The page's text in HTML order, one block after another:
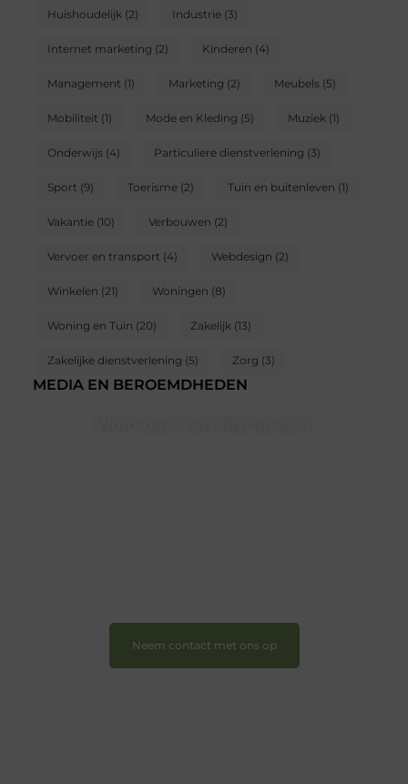
Huishoudelijk (2) Industrie(3)
Internet marketing (2) Kinderen (4)
Management (1) Marketing (2) Meubels(5)
Mobiliteit (1) Mode en Kleding (5) Muziek (1)
Onderwijs(4) Particuliere dienstverlening (3)
Sport (9) Toerisme(2) Tuin en buitenleven (1)
Vakantie(10) Verbouwen (2)
Vervoer en transport (4) Webdesign (2)
Winkelen (21) Woningen (8)
Woning en Tuin (20) Zakelijk (13)
Zakelijke dienstverlening (5) Zorg (3)
MEDIA EN BEROEMDHEDEN
Neem contact met ons op